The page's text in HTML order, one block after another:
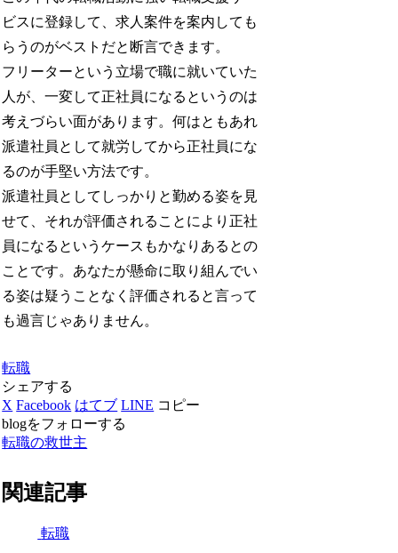
ビスに登録して、求人案件を案内しても
らうのがベストだと断言できます。
フリーターという立場で職に就いていた
人が、一変して正社員になるというのは
考えづらい面があります。何はともあれ
派遣社員として就労してから正社員にな
るのが手堅い方法です。
派遣社員としてしっかりと勤める姿を見
せて、それが評価されることにより正社
員になるというケースもかなりあるとの
ことです。あなたが懸命に取り組んでい
る姿は疑うことなく評価されると言って
も過言じゃありません。
転職
シェアする
X Facebook はてブ LINE コピー
blogをフォローする
転職の救世主
関連記事
転職